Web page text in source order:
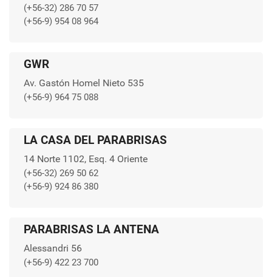
(+56-32) 286 70 57
(+56-9) 954 08 964
GWR
Av. Gastón Homel Nieto 535
(+56-9) 964 75 088
LA CASA DEL PARABRISAS
14 Norte 1102, Esq. 4 Oriente
(+56-32) 269 50 62
(+56-9) 924 86 380
PARABRISAS LA ANTENA
Alessandri 56
(+56-9) 422 23 700